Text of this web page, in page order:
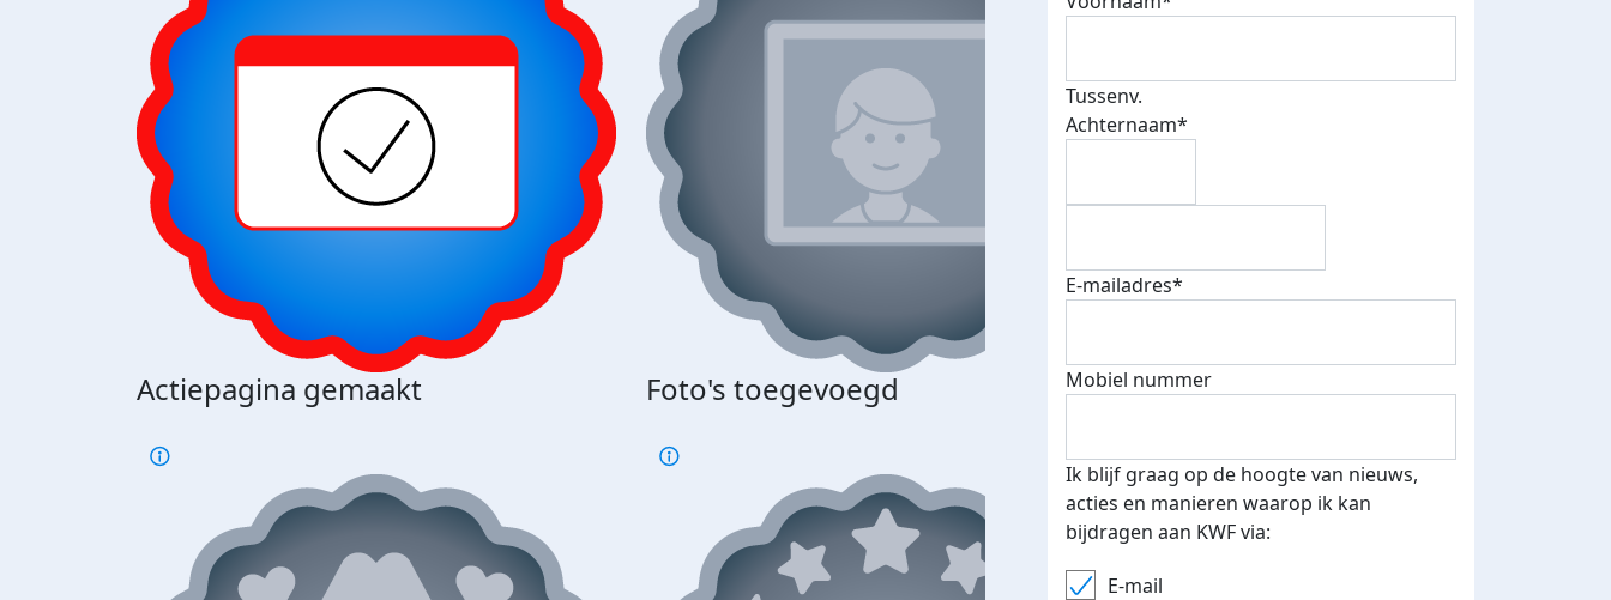
Actiepagina gemaakt Foto's toegevoegd E-mails verstuurd
€500 euro opgehaald: t-shirt
Tussenv.
Achternaam*
E-mailadres*
Mobiel nummer
Ik blijf graag op de hoogte van nieuws,
acties en manieren waarop ik kan
bijdragen aan KWF via:
E-mail